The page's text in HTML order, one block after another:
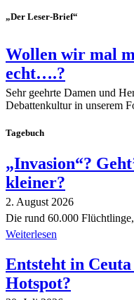
„Der Leser-Brief“
Wollen wir mal
echt….?
Sehr geehrte Damen und
Debattenkultur in unserem
Tagebuch
„Invasion“?
kleiner?
2. August 2026
Die rund 60.000
Weiterlesen
Entsteht in
Hotspot?